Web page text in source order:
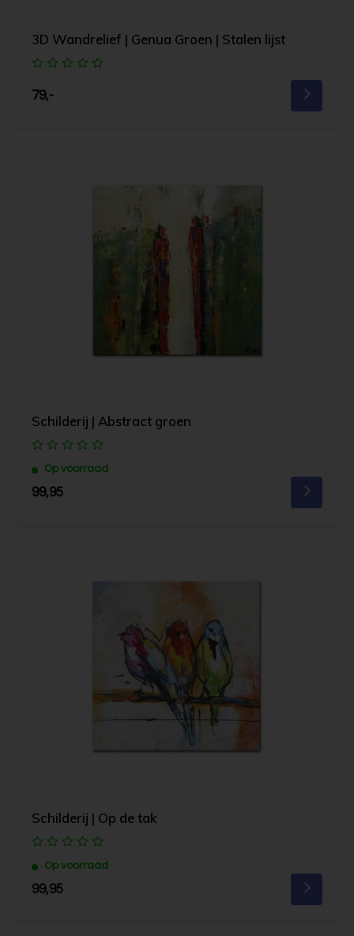
3D Wandrelief | Genua Groen | Stalen lijst
79,-
Schilderij | Abstract groen
Op voorraad
99,95
Schilderij | Op de tak
Op voorraad
99,95